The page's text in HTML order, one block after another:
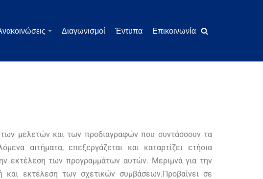
Διαγωνισμοί Έντυπα Επικοινωνία
μελετών και των προδιαγραφών που συντάσσουν τα
αιτήματα, επεξεργάζεται και καταρτίζει ετήσια
εκτέλεση των προγραμμάτων αυτών. Μεριμνά για την
και εκτέλεση των σχετικών συμβάσεων.Προβαίνει σε